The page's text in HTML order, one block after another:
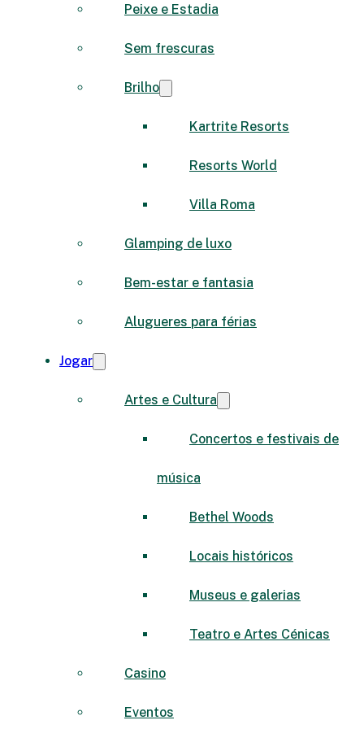
Peixe e Estadia
Sem frescuras
Brilho
Kartrite Resorts
Resorts World
Villa Roma
Glamping de luxo
Bem-estar e fantasia
Alugueres para férias
Jogar
Artes e Cultura
Concertos e festivais de
música
Bethel Woods
Locais históricos
Museus e galerias
Teatro e Artes Cénicas
Casino
Eventos